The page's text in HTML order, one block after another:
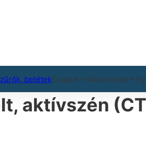
betétekCsapok Alkatrészek
aktívszén